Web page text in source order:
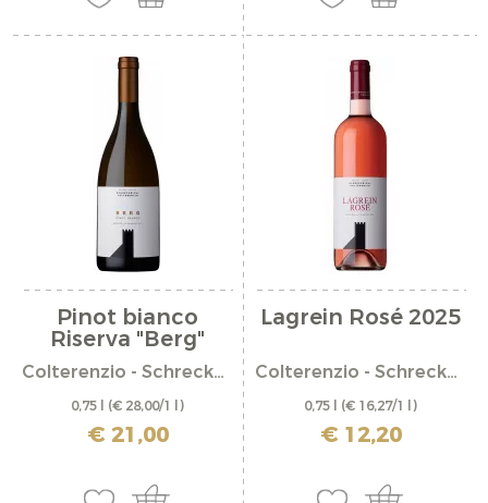
Pinot bianco
Riserva "Berg"
2023 Colterenzio - Schreckbichl
0,75 l (€ 28,00/1 l)
incl. IVA più costi di spedizione
€ 21,00
Lagrein Rosé 2025
Colterenzio - Schreckbichl
0,75 l (€ 16,27/1 l)
incl. IVA più costi di spedizione
€ 12,20